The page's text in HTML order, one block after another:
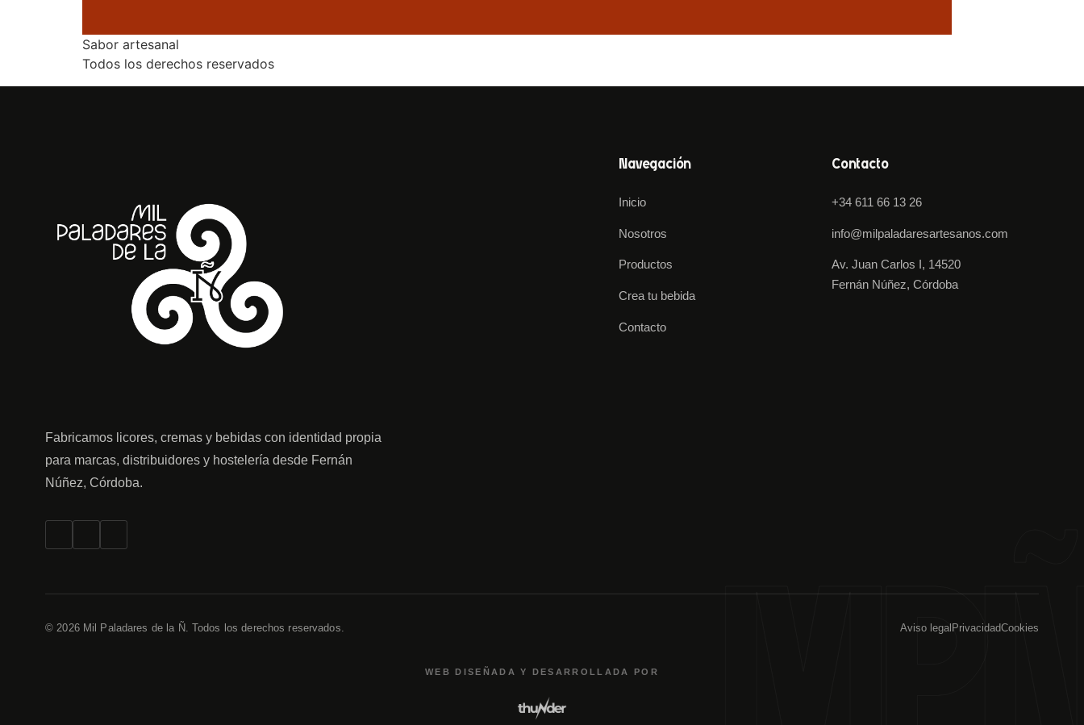
Sabor artesanal
Todos los derechos reservados
Fabricamos licores, cremas y bebidas con identidad propia
para marcas, distribuidores y hostelería desde Fernán
Núñez, Córdoba.
Navegación
Inicio
Nosotros
Productos
Crea tu bebida
Contacto
Contacto
+34 611 66 13 26
info@milpaladaresartesanos.com
Av. Juan Carlos I, 14520
Fernán Núñez, Córdoba
© 2026 Mil Paladares de la Ñ. Todos los derechos reservados. Aviso legal PrivacidadCookies
WEB DISEÑADA Y DESARROLLADA POR